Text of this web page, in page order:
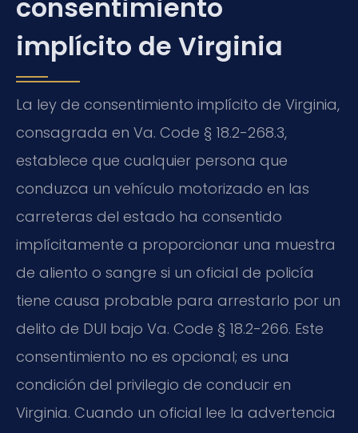
consentimiento
implícito de Virginia
La ley de consentimiento implícito de Virginia,
consagrada en Va. Code § 18.2-268.3,
establece que cualquier persona que
conduzca un vehículo motorizado en las
carreteras del estado ha consentido
implícitamente a proporcionar una muestra
de aliento o sangre si un oficial de policía
tiene causa probable para arrestarlo por un
delito de DUI bajo Va. Code § 18.2-266. Este
consentimiento no es opcional; es una
condición del privilegio de conducir en
Virginia. Cuando un oficial lee la advertencia